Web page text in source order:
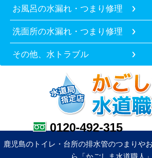
お風呂の水漏れ・つまり修理
洗面所の水漏れ・つまり修理
その他、水トラブル
0120-492-315
鹿児島のトイレ・台所の排水管のつまりや
ら「かごしま水道職人」